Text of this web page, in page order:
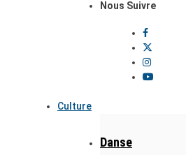
Nous Suivre
Culture
Danse